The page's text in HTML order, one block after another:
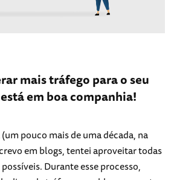
mais tráfego para o seu
em boa companhia!
pouco mais de uma década, na
em blogs, tentei aproveitar todas
Durante esse processo,